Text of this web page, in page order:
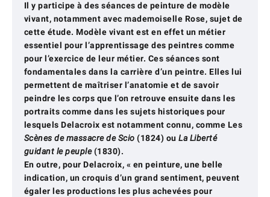
Il y participe à des séances de peinture de modèle
vivant, notamment avec mademoiselle Rose, sujet de
cette étude. Modèle vivant est en effet un métier
essentiel pour l’apprentissage des peintres comme
pour l’exercice de leur métier. Ces séances sont
fondamentales dans la carrière d’un peintre. Elles lui
permettent de maîtriser l’anatomie et de savoir
peindre les corps que l’on retrouve ensuite dans les
portraits comme dans les sujets historiques pour
lesquels Delacroix est notamment connu, comme Les
Scènes de massacre de Scio (1824) ouLa Liberté
guidant le peuple(1830).
En outre, pour Delacroix, « en peinture, une belle
indication, un croquis d’un grand sentiment, peuvent
égaler les productions les plus achevées pour